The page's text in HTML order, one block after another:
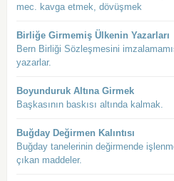
mec. kavga etmek, dövüşmek
Birliğe Girmemiş Ülkenin Yazarları
Bern Birliği Sözleşmesini
yazarlar.
Boyunduruk Altına Girmek
Başkasının baskısı altında kalmak.
Buğday Değirmen Kalıntısı
Buğday tanelerinin değirmende
çıkan maddeler.